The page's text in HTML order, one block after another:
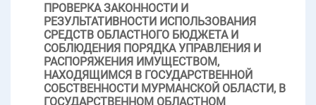
ПРОВЕРКА ЗАКОННОСТИ И
РЕЗУЛЬТАТИВНОСТИ ИСПОЛЬЗОВАНИЯ
СРЕДСТВ ОБЛАСТНОГО БЮДЖЕТА И
СОБЛЮДЕНИЯ ПОРЯДКА УПРАВЛЕНИЯ И
РАСПОРЯЖЕНИЯ ИМУЩЕСТВОМ,
НАХОДЯЩИМСЯ В ГОСУДАРСТВЕННОЙ
СОБСТВЕННОСТИ МУРМАНСКОЙ ОБЛАСТИ, В
ГОСУДАРСТВЕННОМ ОБЛАСТНОМ